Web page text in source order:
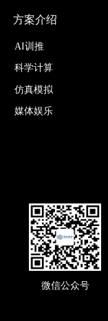
方案介绍
AI训推
科学计算
仿真模拟
媒体娱乐
微信公众号